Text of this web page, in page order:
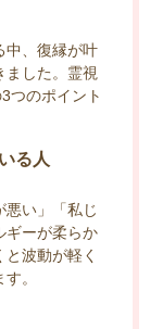
中、復縁が叶
ました。霊視
つのポイント
る人
悪い」「私じ
ギーが柔らか
波動が軽く
。